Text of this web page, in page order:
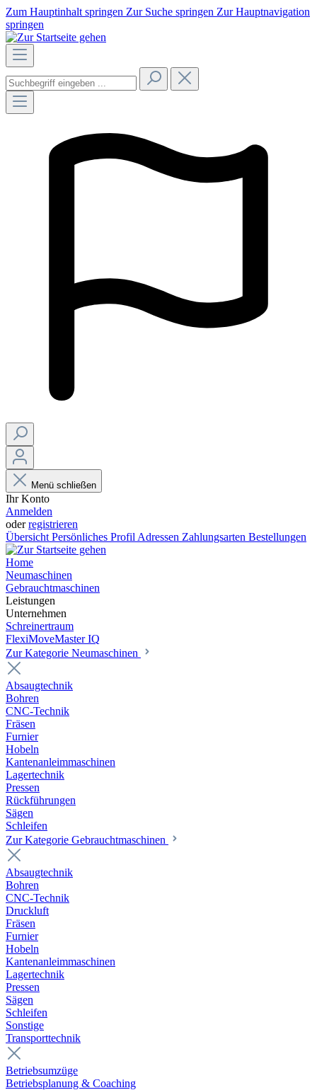
Zum Hauptinhalt springen Zur Suche springen Zur Hauptnavigation
springen
Menü schließen
Ihr Konto
Anmelden
oderregistrieren
Übersicht Persönliches Profil Adressen Zahlungsarten Bestellungen
Home
Neumaschinen
Gebrauchtmaschinen
Leistungen
Unternehmen
Schreinertraum
FlexiMoveMaster IQ
Zur Kategorie Neumaschinen
Absaugtechnik
Bohren
CNC-Technik
Fräsen
Furnier
Hobeln
Kantenanleimmaschinen
Lagertechnik
Pressen
Rückführungen
Sägen
Schleifen
Zur Kategorie Gebrauchtmaschinen
Absaugtechnik
Bohren
CNC-Technik
Druckluft
Fräsen
Furnier
Hobeln
Kantenanleimmaschinen
Lagertechnik
Pressen
Sägen
Schleifen
Sonstige
Transporttechnik
Betriebsumzüge
Betriebsplanung & Coaching